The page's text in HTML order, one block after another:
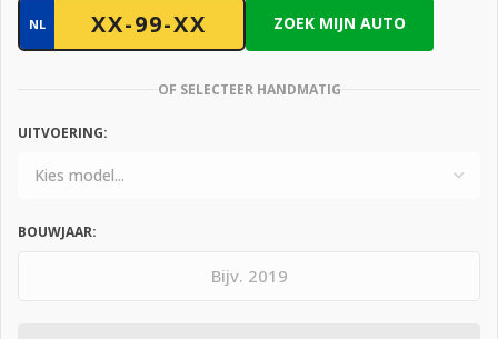
NL ZOEK MIJN AUTO
OF SELECTEER HANDMATIG
UITVOERING:
BOUWJAAR: